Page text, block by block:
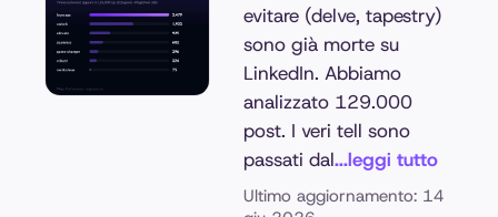
evitare (delve, tapestry)
sono già morte su
LinkedIn. Abbiamo
analizzato 129.000
post. I veri tell sono
passati dal...leggi tutto
Ultimo aggiornamento: 14